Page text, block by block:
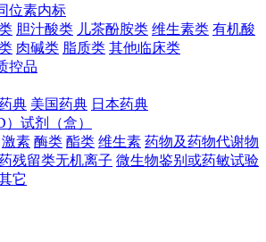
位素内标
胆汁酸类 儿茶酚胺类 维生素类 有机酸
肉碱类 脂质类 其他临床类
控品
典 美国药典 日本药典
试剂（盒）
激素 酶类 酯类 维生素 药物及药物代谢物
残留类无机离子 微生物鉴别或药敏试验
它